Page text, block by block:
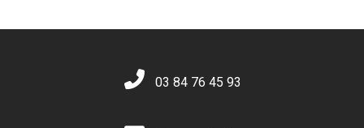
03 84 76 45 93